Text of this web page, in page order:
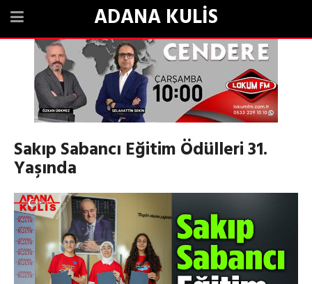
ADANA KULİS
Sakıp Sabancı Eğitim Ödülleri 31.
Yaşında